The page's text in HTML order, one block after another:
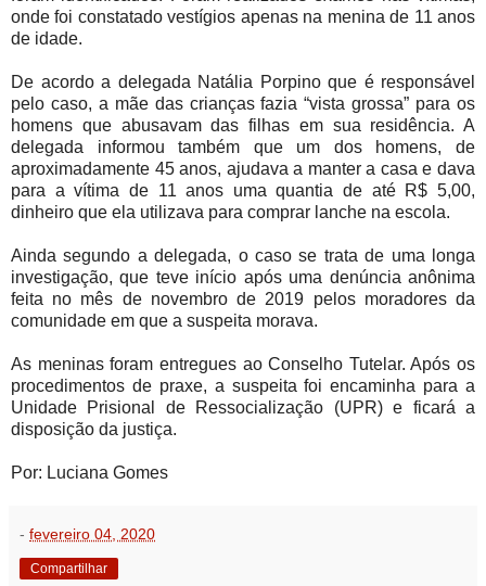
onde foi constatado vestígios apenas na menina de 11 anos
de idade.
De acordo a delegada Natália Porpino que é responsável
pelo caso, a mãe das crianças fazia “vista grossa” para os
homens que abusavam das filhas em sua residência. A
delegada informou também que um dos homens, de
aproximadamente 45 anos, ajudava a manter a casa e dava
para a vítima de 11 anos uma quantia de até R$ 5,00,
dinheiro que ela utilizava para comprar lanche na escola.
Ainda segundo a delegada, o caso se trata de uma longa
investigação, que teve início após uma denúncia anônima
feita no mês de novembro de 2019 pelos moradores da
comunidade em que a suspeita morava.
As meninas foram entregues ao Conselho Tutelar. Após os
procedimentos de praxe, a suspeita foi encaminha para a
Unidade Prisional de Ressocialização (UPR) e ficará a
disposição da justiça.
Por: Luciana Gomes
- fevereiro 04, 2020
Compartilhar